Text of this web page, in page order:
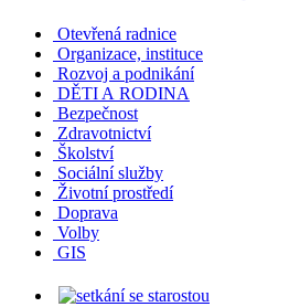
Otevřená radnice
Organizace, instituce
Rozvoj a podnikání
DĚTI A RODINA
Bezpečnost
Zdravotnictví
Školství
Sociální služby
Životní prostředí
Doprava
Volby
GIS